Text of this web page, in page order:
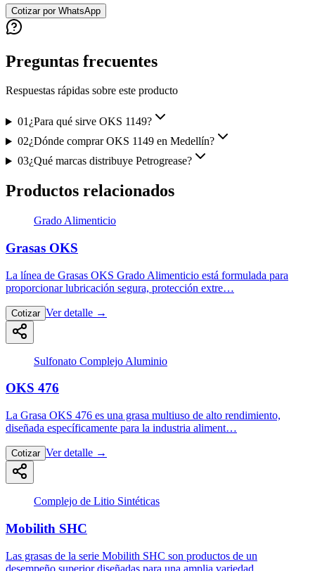
Cotizar por WhatsApp
Preguntas frecuentes
Respuestas rápidas sobre este producto
01¿Para qué sirve OKS 1149?
02¿Dónde comprar OKS 1149 en Medellín?
03¿Qué marcas distribuye Petrogrease?
Productos relacionados
Grado Alimenticio
Grasas OKS
La línea de Grasas OKS Grado Alimenticio está formulada para
proporcionar lubricación segura, protección extre…
Cotizar Ver detalle →
Sulfonato Complejo Aluminio
OKS 476
La Grasa OKS 476 es una grasa multiuso de alto rendimiento,
diseñada específicamente para la industria aliment…
Cotizar Ver detalle →
Complejo de Litio Sintéticas
Mobilith SHC
Las grasas de la serie Mobilith SHC son productos de un
desempeño superior diseñadas para una amplia variedad…